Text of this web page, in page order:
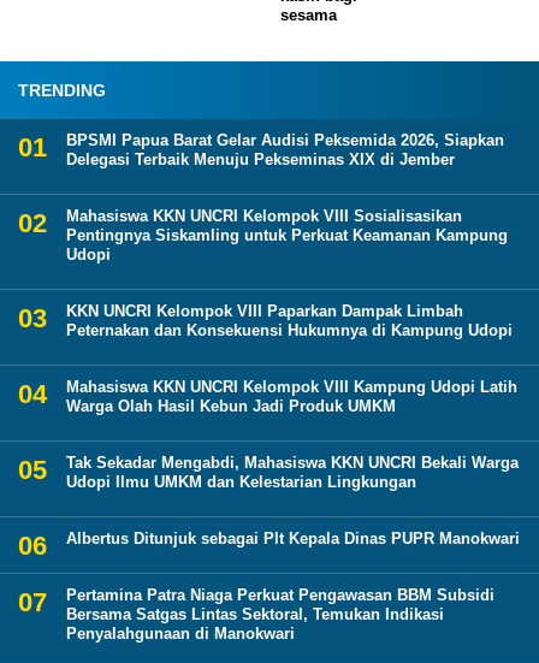
sesama
TRENDING
BPSMI Papua Barat Gelar Audisi Peksemida 2026, Siapkan
Delegasi Terbaik Menuju Pekseminas XIX di Jember
Mahasiswa KKN UNCRI Kelompok VIII Sosialisasikan
Pentingnya Siskamling untuk Perkuat Keamanan Kampung
Udopi
KKN UNCRI Kelompok VIII Paparkan Dampak Limbah
Peternakan dan Konsekuensi Hukumnya di Kampung Udopi
Mahasiswa KKN UNCRI Kelompok VIII Kampung Udopi Latih
Warga Olah Hasil Kebun Jadi Produk UMKM
Tak Sekadar Mengabdi, Mahasiswa KKN UNCRI Bekali Warga
Udopi Ilmu UMKM dan Kelestarian Lingkungan
Albertus Ditunjuk sebagai Plt Kepala Dinas PUPR Manokwari
Pertamina Patra Niaga Perkuat Pengawasan BBM Subsidi
Bersama Satgas Lintas Sektoral, Temukan Indikasi
Penyalahgunaan di Manokwari